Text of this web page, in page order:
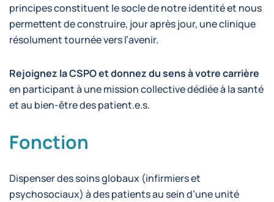
principes constituent le socle de notre identité et nous
permettent de construire, jour après jour, une clinique
résolument tournée vers l’avenir.
Rejoignez la CSPO et donnez du sens à votre carrière
en participant à une mission collective dédiée à la santé
et au bien-être des patient.e.s.
Fonction
Dispenser des soins globaux (infirmiers et
psychosociaux) à des patients au sein d’une unité